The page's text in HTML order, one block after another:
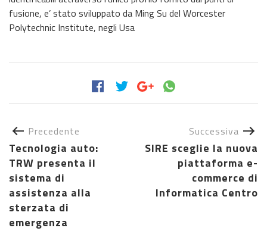
fusione, e’ stato sviluppato da Ming Su del Worcester
Polytechnic Institute, negli Usa
Precedente
Tecnologia auto:
TRW presenta il
sistema di
assistenza alla
sterzata di
emergenza
Successiva
SIRE sceglie la nuova
piattaforma e-
commerce di
Informatica Centro